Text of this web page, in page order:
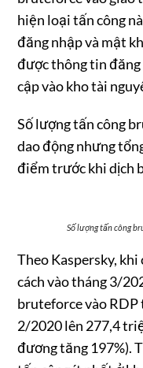
hiện loại tấn công
đăng nhập và mật
được thông tin
cập vào kho tài
Số lượng tấn công
dao động nhưng
điểm trước khi dịch
Số lượng tấn công
Theo Kaspersky,
cách vào tháng 3/
bruteforce vào
2/2020 lên 277,4
đương tăng 197%).